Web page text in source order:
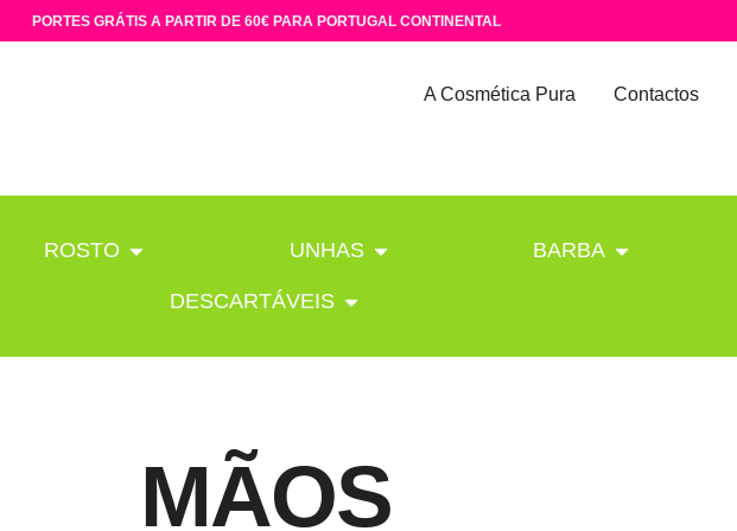
PORTES GRÁTIS A PARTIR DE 60€ PARA PORTUGAL CONTINENTAL
A Cosmética Pura Contactos
ROSTO UNHAS BARBA
DESCARTÁVEIS
MÃOS